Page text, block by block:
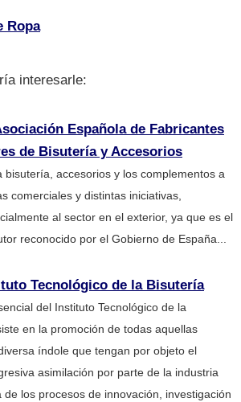
Ropa
interesarle:
Española de Fabricantes
de Bisutería y Accesorios
bisutería, accesorios y los complementos a
comerciales y distintas iniciativas,
al sector en el exterior, ya que es el
reconocido por el Gobierno de España...
Tecnológico de la Bisutería
del Instituto Tecnológico de la
en la promoción de todas aquellas
índole que tengan por objeto el
asimilación por parte de la industria
de los procesos de innovación, investigación